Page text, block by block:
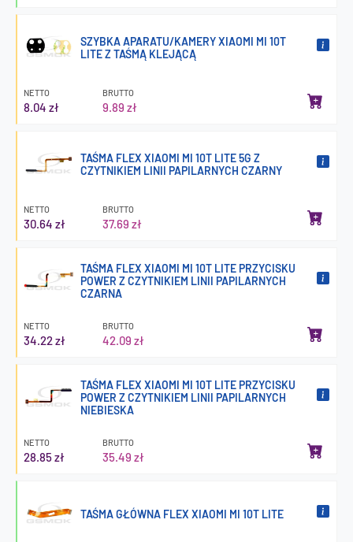
SZYBKA APARATU/KAMERY XIAOMI MI 10T
LITE Z TAŚMĄ KLEJĄCĄ
NETTO
8.04 zł
BRUTTO
9.89 zł
TAŚMA FLEX XIAOMI MI 10T LITE 5G Z
CZYTNIKIEM LINII PAPILARNYCH CZARNY
NETTO
30.64 zł
BRUTTO
37.69 zł
TAŚMA FLEX XIAOMI MI 10T LITE PRZYCISKU
POWER Z CZYTNIKIEM LINII PAPILARNYCH
CZARNA
NETTO
34.22 zł
BRUTTO
42.09 zł
TAŚMA FLEX XIAOMI MI 10T LITE PRZYCISKU
POWER Z CZYTNIKIEM LINII PAPILARNYCH
NIEBIESKA
NETTO
28.85 zł
BRUTTO
35.49 zł
TAŚMA GŁÓWNA FLEX XIAOMI MI 10T LITE